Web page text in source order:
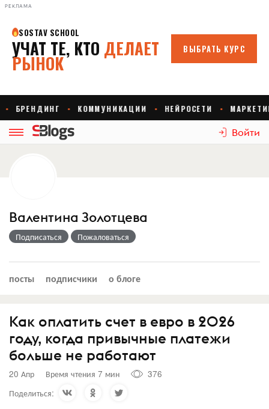
РЕКЛАМА
Войти
Валентина Золотцева
Подписаться Пожаловаться
посты подписчики о блоге
Как оплатить счет в евро в 2026
году, когда привычные платежи
больше не работают
20 Апр Время чтения 7 мин
376
Поделиться: